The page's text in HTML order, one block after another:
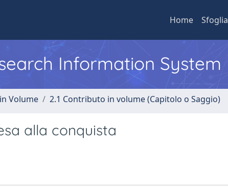
Home Sfoglia
Information System
Volume 2.1 Contributo in volume (Capitolo o Saggio)
alla conquista